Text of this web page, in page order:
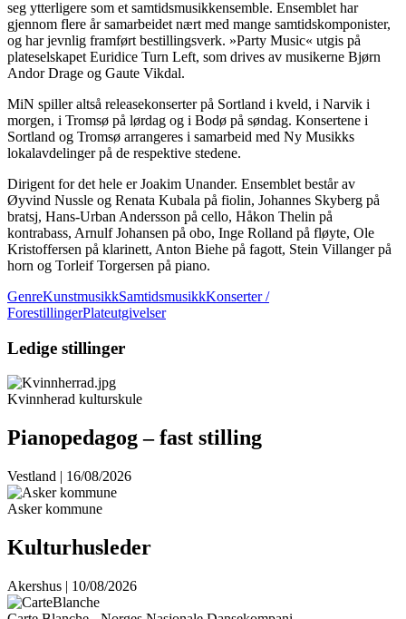
seg ytterligere som et samtidsmusikkensemble. Ensemblet har
gjennom flere år samarbeidet nært med mange samtidskomponister,
og har jevnlig framført bestillingsverk. »Party Music« utgis på
plateselskapet Euridice Turn Left, som drives av musikerne Bjørn
Andor Drage og Gaute Vikdal.
MiN spiller altså releasekonserter på Sortland i kveld, i Narvik i
morgen, i Tromsø på lørdag og i Bodø på søndag. Konsertene i
Sortland og Tromsø arrangeres i samarbeid med Ny Musikks
lokalavdelinger på de respektive stedene.
Dirigent for det hele er Joakim Unander. Ensemblet består av
Øyvind Nussle og Renata Kubala på fiolin, Johannes Skyberg på
bratsj, Hans-Urban Andersson på cello, Håkon Thelin på
kontrabass, Arnulf Johansen på obo, Inge Rolland på fløyte, Ole
Kristoffersen på klarinett, Anton Biehe på fagott, Stein Villanger på
horn og Torleif Torgersen på piano.
GenreKunstmusikkSamtidsmusikkKonserter /
ForestillingerPlateutgivelser
Ledige stillinger
Kvinnherad kulturskule
Pianopedagog – fast stilling
Vestland | 16/08/2026
Asker kommune
Kulturhusleder
Akershus | 10/08/2026